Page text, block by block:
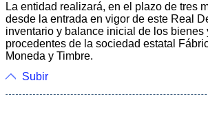
La entidad realizará, en el plazo de tres
desde la entrada en vigor de este Real
inventario y balance inicial de los bienes
procedentes de la sociedad estatal
Moneda y Timbre.
Subir